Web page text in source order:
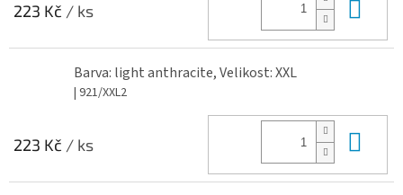
223 Kč / ks
Barva: light anthracite, Velikost: XXL
| 921/XXL2
223 Kč / ks